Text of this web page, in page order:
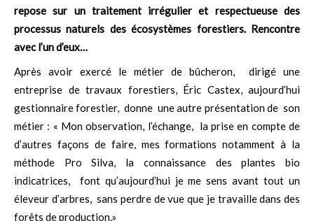
repose sur un traitement irrégulier et respectueuse des
processus naturels des écosystèmes forestiers. Rencontre
avec l’un d’eux…
Après avoir exercé le métier de bûcheron, dirigé une
entreprise de travaux forestiers, Éric Castex, aujourd’hui
gestionnaire forestier, donne une autre présentation de son
métier : « Mon observation, l’échange, la prise en compte de
d’autres façons de faire, mes formations notamment à la
méthode Pro Silva, la connaissance des plantes bio
indicatrices, font qu’aujourd’hui je me sens avant tout un
éleveur d’arbres, sans perdre de vue que je travaille dans des
forêts de production.»